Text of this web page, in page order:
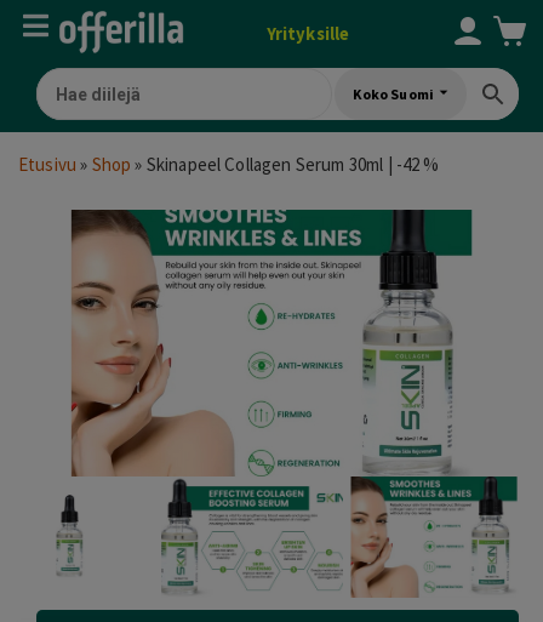
Yrityksille
Koko Suomi
Etusivu » Shop » Skinapeel Collagen Serum 30ml | -42 %